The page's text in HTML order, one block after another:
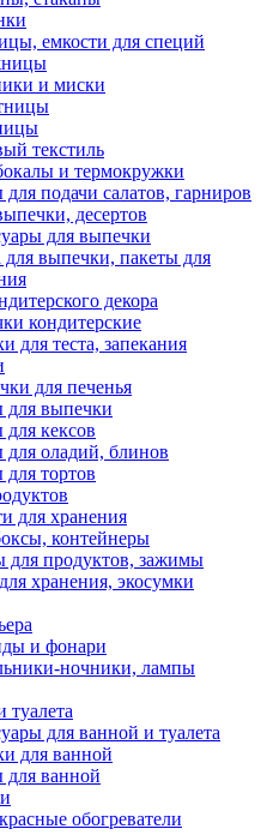
емкости для специй
и миски
текстиль
и термокружки
подачи салатов, гарниров
десертов
для выпечки
для выпечки, пакеты для
декора
кондитерские
для теста, запекания
для печенья
выпечки
кексов
оладий, блинов
тортов
для хранения
контейнеры
для продуктов, зажимы
хранения, экосумки
и фонари
ночники, лампы
туалета
для ванной и туалета
для ванной
ванной
обогреватели